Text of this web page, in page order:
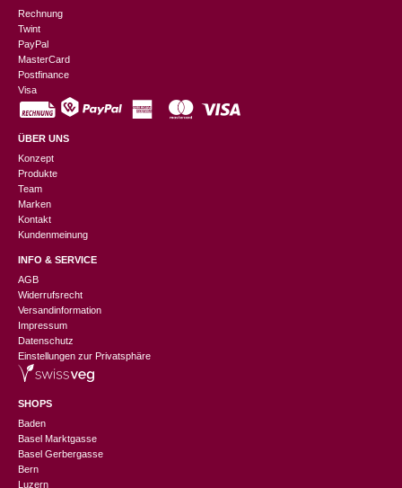
Rechnung
Twint
PayPal
MasterCard
Postfinance
Visa
ÜBER UNS
Konzept
Produkte
Team
Marken
Kontakt
Kundenmeinung
INFO & SERVICE
AGB
Widerrufsrecht
Versandinformation
Impressum
Datenschutz
Einstellungen zur Privatsphäre
SHOPS
Baden
Basel Marktgasse
Basel Gerbergasse
Bern
Luzern